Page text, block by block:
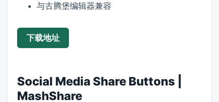
与古腾堡编辑器兼容
下载地址
Social Media Share Buttons |
MashShare